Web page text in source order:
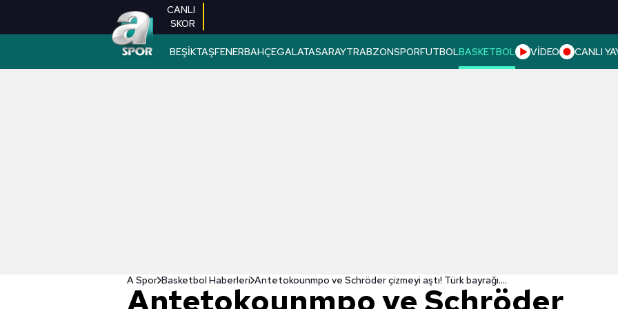
CANLI
SKOR
BEŞİKTAŞFENERBAHÇEGALATASARAYTRABZONSPORFUTBOLBASKETBOL VİDEO CANLI
A Spor Basketbol Haberleri Antetokounmpo ve Schröder çizmeyi aştı! Türk bayrağı....
Antetokounmpo ve Schröder